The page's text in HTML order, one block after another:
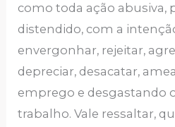
como toda ação abusiva,
distendido, com a
envergonhar, rejeitar,
depreciar, desacatar,
emprego e desgastando
trabalho. Vale ressaltar,